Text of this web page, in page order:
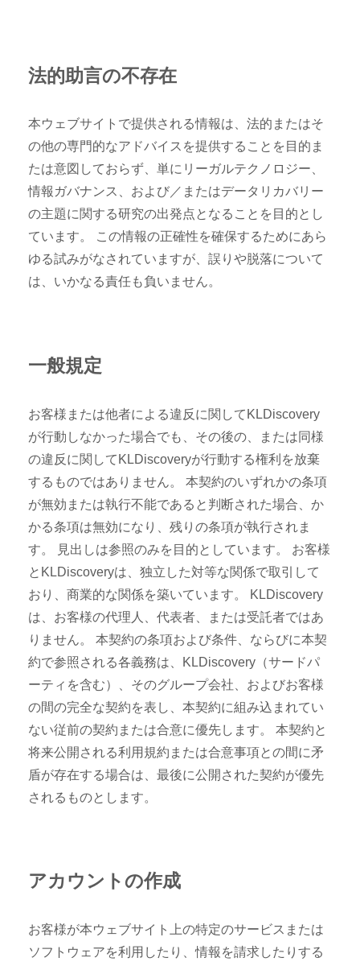
法的助言の不存在
本ウェブサイトで提供される情報は、法的またはそ
の他の専門的なアドバイスを提供することを目的ま
たは意図しておらず、単にリーガルテクノロジー、
情報ガバナンス、および／またはデータリカバリー
の主題に関する研究の出発点となることを目的とし
ています。 この情報の正確性を確保するためにあら
ゆる試みがなされていますが、誤りや脱落について
は、いかなる責任も負いません。
一般規定
お客様または他者による違反に関してKLDiscovery
が行動しなかった場合でも、その後の、または同様
の違反に関してKLDiscoveryが行動する権利を放棄
するものではありません。 本契約のいずれかの条項
が無効または執行不能であると判断された場合、か
かる条項は無効になり、残りの条項が執行されま
す。 見出しは参照のみを目的としています。 お客様
とKLDiscoveryは、独立した対等な関係で取引して
おり、商業的な関係を築いています。 KLDiscovery
は、お客様の代理人、代表者、または受託者ではあ
りません。 本契約の条項および条件、ならびに本契
約で参照される各義務は、KLDiscovery（サードパ
ーティを含む）、そのグループ会社、およびお客様
の間の完全な契約を表し、本契約に組み込まれてい
ない従前の契約または合意に優先します。 本契約と
将来公開される利用規約または合意事項との間に矛
盾が存在する場合は、最後に公開された契約が優先
されるものとします。
アカウントの作成
お客様が本ウェブサイト上の特定のサービスまたは
ソフトウェアを利用したり、情報を請求したりする